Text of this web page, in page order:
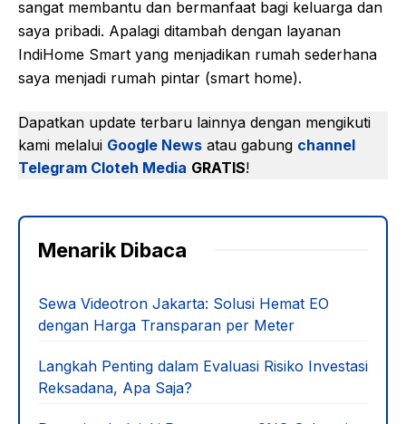
sangat membantu dan bermanfaat bagi keluarga dan
saya pribadi. Apalagi ditambah dengan layanan
IndiHome Smart yang menjadikan rumah sederhana
saya menjadi rumah pintar (smart home).
Dapatkan update terbaru lainnya dengan mengikuti
kami melalui Google News atau gabung channel
Telegram Cloteh Media GRATIS!
Menarik Dibaca
Sewa Videotron Jakarta: Solusi Hemat EO
dengan Harga Transparan per Meter
Langkah Penting dalam Evaluasi Risiko Investasi
Reksadana, Apa Saja?